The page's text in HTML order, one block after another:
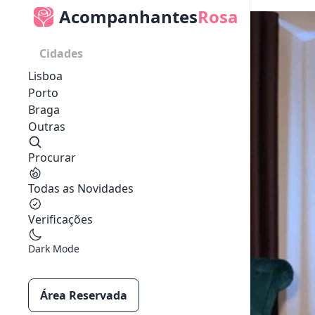
AcompanhantesRosa
Cidades
Lisboa
Porto
Braga
Outras
Procurar
Todas as Novidades
Verificações
Dark Mode
Área Reservada